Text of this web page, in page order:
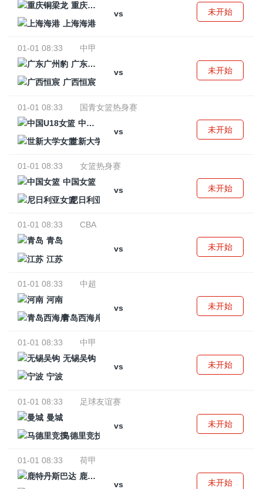
重庆铜梁龙
vs
上海海港
未开始
01-01 08:33
中甲
广东广州豹
vs
广西恒宸
未开始
01-01 08:33
国青女篮热身赛
中国U18女篮
vs
世新大学女篮
未开始
01-01 08:33
女篮热身赛
中国女篮
vs
尼日利亚女篮
未开始
01-01 08:33
CBA
青岛
vs
江苏
未开始
01-01 08:33
中超
河南
vs
青岛西海岸
未开始
01-01 08:33
中甲
无锡吴钩
vs
宁波
未开始
01-01 08:33
足球友谊赛
曼城
vs
马德里竞技
未开始
01-01 08:33
荷甲
鹿特丹斯巴达
vs
未开始